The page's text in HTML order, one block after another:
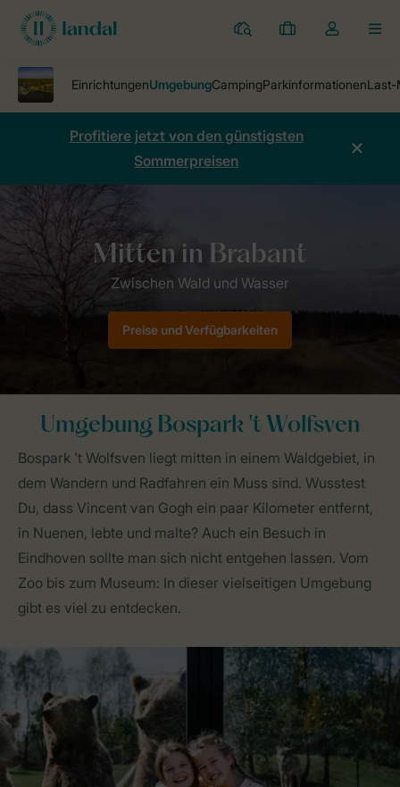
Ferienparks
Meine
Dropdown-
öffnen
Profitiere jetzt von den günstigsten
Sommerpreisen
Ferienparks
Preise und Verfügbarkeiten
Umgebung Bospark 't Wolfsven
Bospark 't Wolfsven liegt mitten in einem Waldgebiet, in
dem Wandern und Radfahren ein Muss sind. Wusstest
Du, dass Vincent van Gogh ein paar Kilometer entfernt,
in Nuenen, lebte und malte? Auch ein Besuch in
Eindhoven sollte man sich nicht entgehen lassen. Vom
Zoo bis zum Museum: In dieser vielseitigen Umgebung
gibt es viel zu entdecken.